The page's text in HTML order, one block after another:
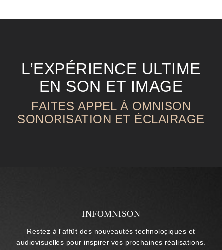
L’EXPÉRIENCE ULTIME
EN SON ET IMAGE
FAITES APPEL À OMNISON
SONORISATION ET ÉCLAIRAGE
INFOMNISON
Restez à l'affût des nouveautés technologiques et
audiovisuelles pour inspirer vos prochaines réalisations.